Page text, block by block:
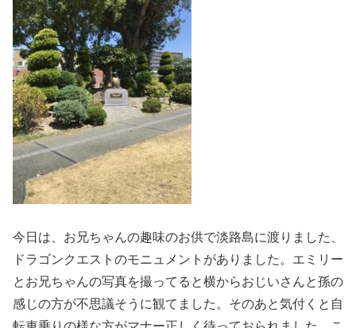
今日は、お兄ちゃんの趣味のお供で淡路島に渡りました、
ドラゴンクエストのモニュメントがありました。エミリー
とお兄ちゃんの写真を撮ってると横からおじいさんと孫の
感じの方が不思議そうに観てました。そのあと気付くと自